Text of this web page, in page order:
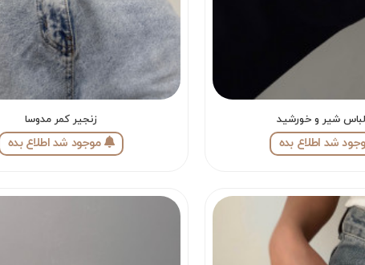
شیر و خورشید
شد اطلاع بده
زنجیر کمر مدوسا
موجود شد اطلاع بده